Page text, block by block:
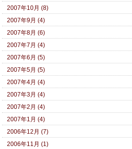
2007年10月 (8)
2007年9月 (4)
2007年8月 (6)
2007年7月 (4)
2007年6月 (5)
2007年5月 (5)
2007年4月 (4)
2007年3月 (4)
2007年2月 (4)
2007年1月 (4)
2006年12月 (7)
2006年11月 (1)